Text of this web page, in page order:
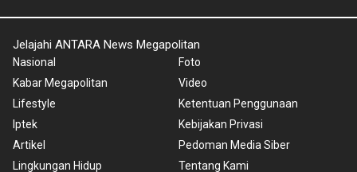
Jelajahi ANTARA News Megapolitan
Nasional
Kabar Megapolitan
Lifestyle
Iptek
Artikel
Lingkungan Hidup
Foto
Video
Ketentuan Penggunaan
Kebijakan Privasi
Pedoman Media Siber
Tentang Kami